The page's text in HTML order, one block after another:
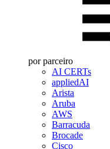
por parceiro
AI CERTs
appliedAI
Arista
Aruba
AWS
Barracuda
Brocade
Cisco